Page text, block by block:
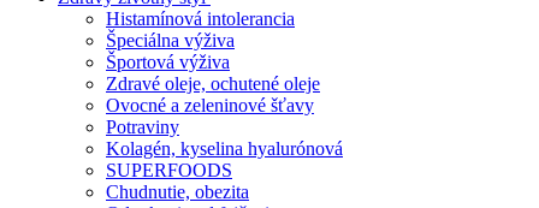
Histamínová intolerancia
Špeciálna výživa
Športová výživa
Zdravé oleje, ochutené oleje
Ovocné a zeleninové šťavy
Potraviny
Kolagén, kyselina hyalurónová
SUPERFOODS
Chudnutie, obezita